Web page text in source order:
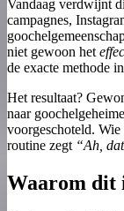
Vandaag verdwijnt
campagnes,
niet gewoon het
de exacte methode
Het resultaat?
naar
voorgeschoteld. Wie
routine zegt “Ah,
Waarom dit